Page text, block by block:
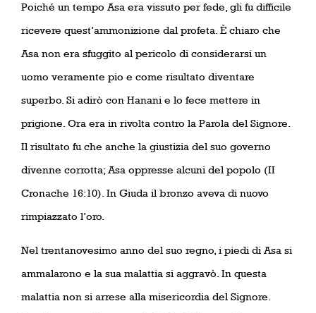
Poiché un tempo Asa era vissuto per fede, gli fu difficile
ricevere quest’ammonizione dal profeta. È chiaro che
Asa non era sfuggito al pericolo di considerarsi un
uomo veramente pio e come risultato diventare
superbo. Si adirò con Hanani e lo fece mettere in
prigione. Ora era in rivolta contro la Parola del Signore.
Il risultato fu che anche la giustizia del suo governo
divenne corrotta; Asa oppresse alcuni del popolo (II
Cronache 16:10). In Giuda il bronzo aveva di nuovo
rimpiazzato l’oro.
Nel trentanovesimo anno del suo regno, i piedi di Asa si
ammalarono e la sua malattia si aggravò. In questa
malattia non si arrese alla misericordia del Signore.